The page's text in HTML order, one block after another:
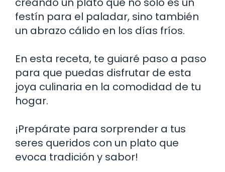
festín para el paladar, sino también
un abrazo cálido en los días fríos.
En esta receta, te guiaré paso a paso
para que puedas disfrutar de esta
joya culinaria en la comodidad de tu
hogar.
¡Prepárate para sorprender a tus
seres queridos con un plato que
evoca tradición y sabor!